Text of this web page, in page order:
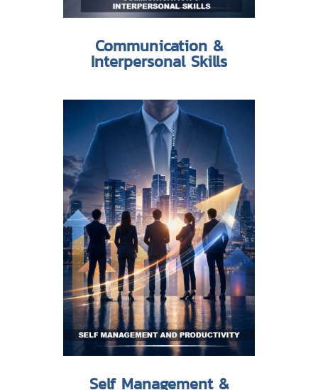
Communication &
Interpersonal Skills
Self Management &